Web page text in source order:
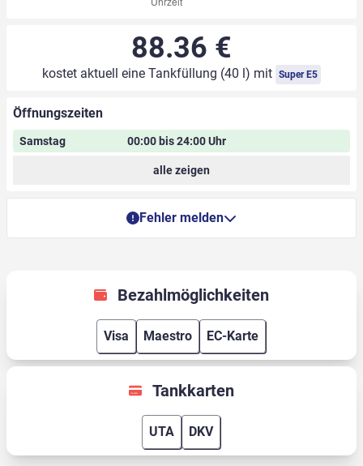
88.36 €
kostet aktuell eine Tankfüllung (40 l) mit Super E5
Öffnungszeiten
Samstag 00:00 bis 24:00 Uhr
alle zeigen
Fehler melden
Bezahlmöglichkeiten
Visa Maestro EC-Karte
Tankkarten
UTA DKV